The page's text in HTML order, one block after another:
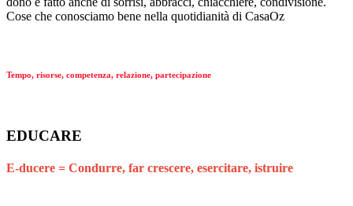
Cose che conosciamo bene nella quotidianità di CasaOz
Tempo, risorse, competenza, relazione, partecipazione
EDUCARE
E-ducere = Condurre, far crescere, esercitare, istruire